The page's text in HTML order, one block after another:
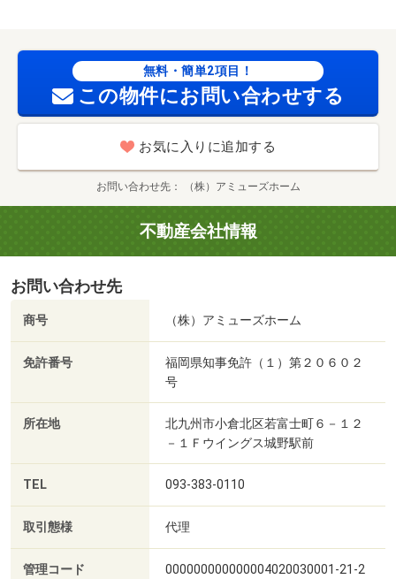
無料・簡単2項目！
この物件にお問い合わせする
お気に入りに追加する
お問い合わせ先 （株）アミューズホーム
不動産会社情報
お問い合わせ先
商号 （株）アミューズホーム
免許番号
福岡県知事免許（１）第２０６０２
号
所在地
北九州市小倉北区若富士町６－１２
－１Ｆウイングス城野駅前
TEL 093-383-0110
取引態様 代理
管理コード
000000000000004020030001-21-2